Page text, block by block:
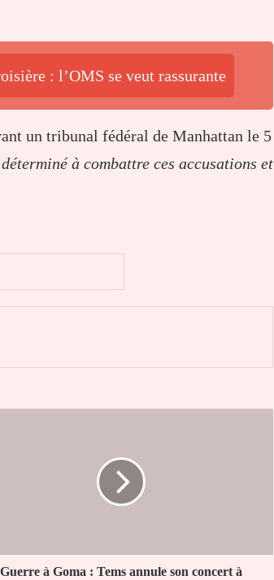
: l’OMS se veut rassurante
un tribunal fédéral de Manhattan le 5
déterminé à combattre ces accusations et
Guerre à Goma : Tems annule son concert à